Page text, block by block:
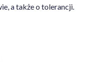
a także o tolerancji.